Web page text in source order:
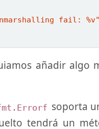
fail: %v"
añadir algo
soporta
tendrá un